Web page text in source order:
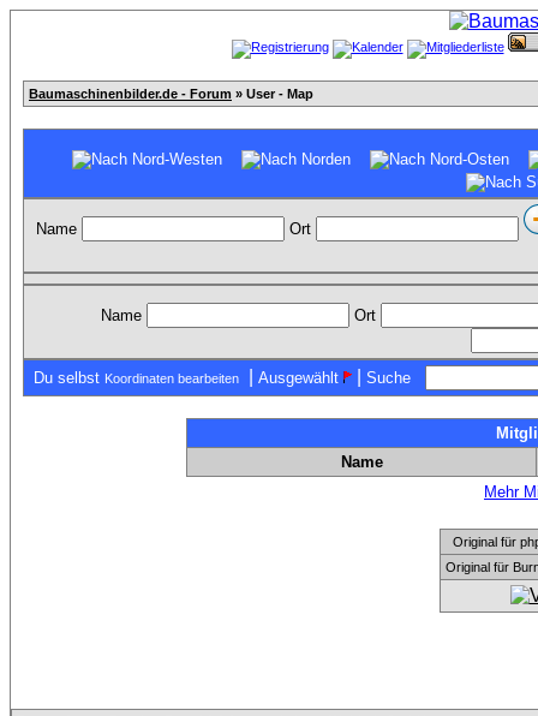
Baumaschinenbilder.de - Forum » User - Map
Name Ort
Name Ort
Du selbst Koordinaten bearbeiten Ausgewählt Suche
Name
Mehr
Original für
Original für